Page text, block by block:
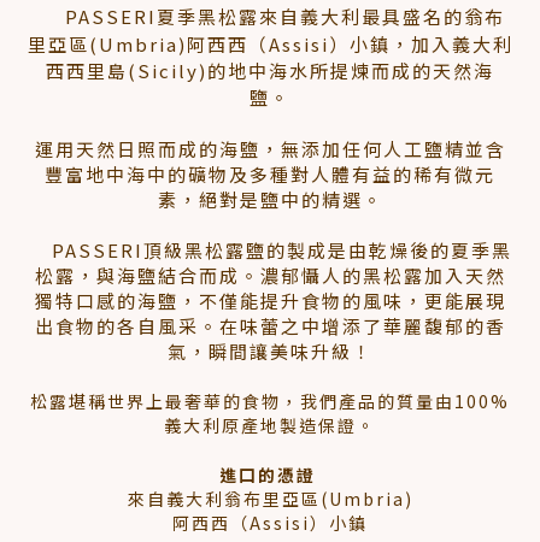
PASSERI夏季黑松露來自義大利最具盛名的翁布
里亞區(Umbria)阿西西（Assisi）小鎮，加入義大利
西西里島(Sicily)的地中海水所提煉而成的天然海
鹽。
運用天然日照而成的海鹽，無添加任何人工鹽精並含
豐富地中海中的礦物及多種對人體有益的稀有微元
素，絕對是鹽中的精選。
PASSERI頂級黑松露鹽的製成是由乾燥後的夏季黑
松露，與海鹽結合而成。濃郁懾人的黑松露加入天然
獨特口感的海鹽，不僅能提升食物的風味，更能展現
出食物的各自風采。在味蕾之中增添了華麗馥郁的香
氣，瞬間讓美味升級！
松露堪稱世界上最奢華的食物，我們產品的質量由100%
義大利原產地製造保證。
進口的憑證
來自義大利翁布里亞區(Umbria)
阿西西（Assisi）小鎮